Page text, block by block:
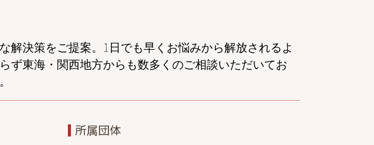
離婚 弁護士 相談 群馬
結婚詐欺 弁護士 相談 東京
刑事事件 弁護士 相談 港区
離婚 弁護士 相談 都内
解決策をご提案。1日でも早くお悩みから解放されるよ
ず東海・関西地方からも数多くのご相談いただいてお
所属団体